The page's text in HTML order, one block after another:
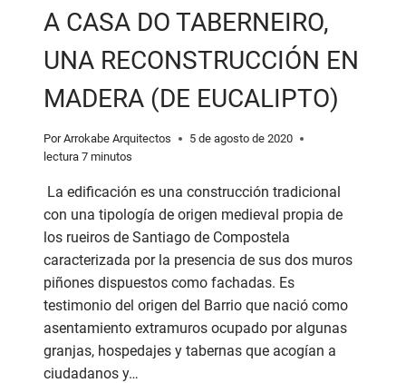
A CASA DO TABERNEIRO,
UNA RECONSTRUCCIÓN EN
MADERA (DE EUCALIPTO)
Por Arrokabe Arquitectos
5 de agosto de 2020
lectura 7 minutos
La edificación es una construcción tradicional
con una tipología de origen medieval propia de
los rueiros de Santiago de Compostela
caracterizada por la presencia de sus dos muros
piñones dispuestos como fachadas. Es
testimonio del origen del Barrio que nació como
asentamiento extramuros ocupado por algunas
granjas, hospedajes y tabernas que acogían a
ciudadanos y…